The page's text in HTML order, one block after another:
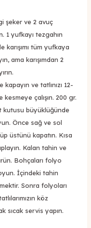
şeker ve 2 avuç
1 yufkayı tezgahın
karışımı tüm yufkaya
ama karışımdan 2
ve tatlınızı 12-
kesmeye çalışın. 200 gr.
kutusu büyüklüğünde
Önce sağ ve sol
üstünü kapatın. Kısa
Kalan tahin ve
Bohçaları folyo
İçindeki tahin
Sonra folyoları
köz
sıcak servis yapın.